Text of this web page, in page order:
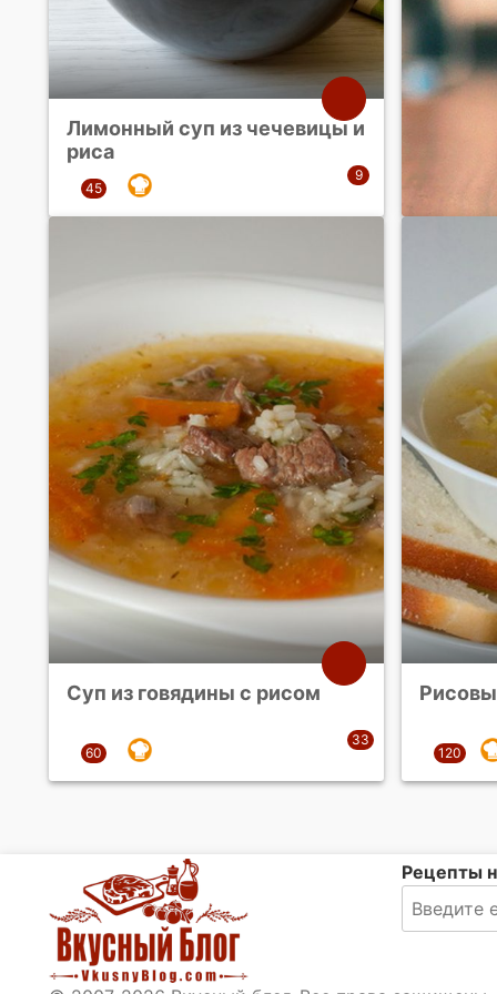
Лимонный суп из чечевицы и
риса
Суп из говядины с рисом
Рецепты